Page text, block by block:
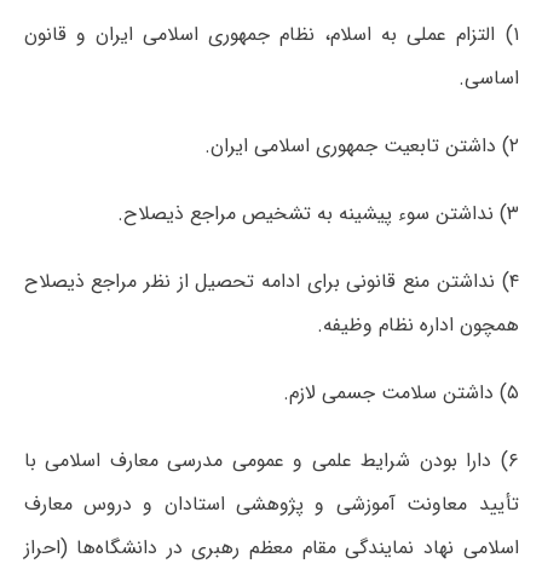
۱) التزام عملی به اسلام، نظام جمهوری اسلامی ایران و قانون
اساسی.
۲) داشتن تابعیت جمهوری اسلامی ایران.
۳) نداشتن سوء پیشینه به تشخیص مراجع ذیصلاح.
۴) نداشتن منع قانونی برای ادامه تحصیل از نظر مراجع ذیصلاح
همچون اداره نظام وظیفه.
۵) داشتن سلامت جسمی لازم.
۶) دارا بودن شرایط علمی و عمومی مدرسی معارف اسلامی با
تأیید معاونت آموزشی و پژوهشی استادان و دروس معارف
اسلامی نهاد نمایندگی مقام معظم رهبری در دانشگاه‌ها (احراز